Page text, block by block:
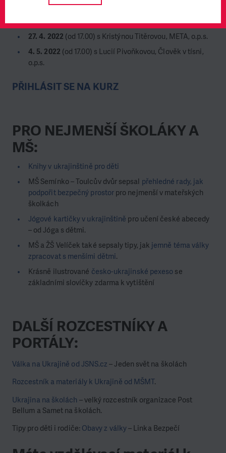
Hercegoviny
27. 4. 2022 (od 17.00) s Kristýnou Titěrovou, META, o.p.s.
4. 5. 2022 (od 17.00) s Lucií Pivoňkovou, Člověk v tísni,
o.p.s.
PŘIHLÁSIT SE NA KURZ
PRO NEJMENŠÍ ŠKOLÁKY A
MŠ:
Knihy v ukrajinštině pro děti
MŠ Semínko – Toulcův dvůr sepsal přehledné rady, jak
podpořit bezpečný prostor pro nejmenší v mateřských
školkách
Jógové kartičky v ukrajinštině pro učení české abecedy
– od Jóga s dětmi.
MŠ a ŽŠ Velíček také sepsaly tipy, jak jemně téma války
zpracovat s menšími dětmi.
Krásně ilustrované česko-ukrajinské pexeso se
základními slovíčky zdarma k vytištění
DALŠÍ ROZCESTNÍKY A
PORTÁLY:
Válka na Ukrajině od JSNS.cz – Jeden svět na školách
Rozcestník a materiály k Ukrajině od MŠMT.
Ukrajina na školách – velký rozcestník organizace Post
Bellum a Samet na školách.
Tipy pro děti i rodiče: Obavy z války– Linka Bezpečí